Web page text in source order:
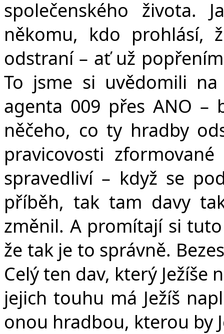
společenského života.
někomu, kdo prohlásí,
odstraní – ať už
To jsme si uvědomili na
agenta 009 přes ANO
něčeho, co ty hradby
pravicovosti
spravedliví – když se
příběh, tak tam davy
změnil. A promítají si
že tak je to správně.
Celý ten dav, který Ježíše
jejich touhu má Ježíš
onou hradbou, kterou by